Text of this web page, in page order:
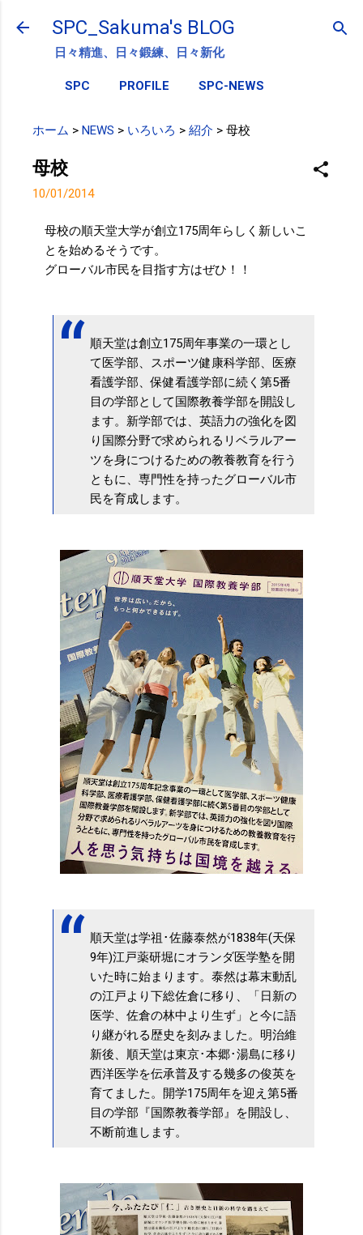
スキップしてメイン コンテンツに移動
SPC_Sakuma's BLOG
日々精進、日々鍛練、日々新化
SPC PROFILE SPC-NEWS
ホーム > NEWS > いろいろ > 紹介 > 母校
母校
10/01/2014
母校の順天堂大学が創立175周年らしく新しいこ
とを始めるそうです。
グローバル市民を目指す方はぜひ！！
順天堂は創立175周年事業の一環とし
て医学部、スポーツ健康科学部、医療
看護学部、保健看護学部に続く第5番
目の学部として国際教養学部を開設し
ます。新学部では、英語力の強化を図
り国際分野で求められるリベラルアー
ツを身につけるための教養教育を行う
ともに、専門性を持ったグローバル市
民を育成します。
順天堂は学祖･佐藤泰然が1838年(天保
9年)江戸薬研堀にオランダ医学塾を開
いた時に始まります。泰然は幕末動乱
の江戸より下総佐倉に移り、「日新の
医学、佐倉の林中より生ず」と今に語
り継がれる歴史を刻みました。明治維
新後、順天堂は東京･本郷･湯島に移り
西洋医学を伝承普及する幾多の俊英を
育てました。開学175周年を迎え第5番
目の学部『国際教養学部』を開設し、
不断前進します。